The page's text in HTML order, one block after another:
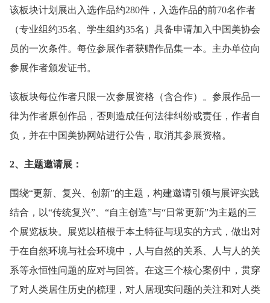
该板块计划展出入选作品约280件，入选作品的前70名作者
（专业组约35名、学生组约35名）具备申请加入中国美协会
员的一次条件。每位参展作者获赠作品集一本。主办单位向
参展作者颁发证书。
该板块每位作者只限一次参展资格（含合作）。参展作品一
律为作者原创作品，否则造成任何法律纠纷或责任，作者自
负，并在中国美协网站进行公告，取消其参展资格。
2、主题邀请展：
围绕“更新、复兴、创新”的主题，构建邀请引领与展评实践
结合，以“传统复兴”、“自主创造”与“日常更新”为主题的三
个展览板块。展览以植根于本土特征与现实的方式，做出对
于在自然环境与社会环境中，人与自然的关系、人与人的关
系等永恒性问题的应对与回答。在这三个核心案例中，贯穿
了对人类居住历史的梳理，对人居现实问题的关注和对人类